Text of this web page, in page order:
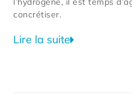
concrétiser.
Lire la suite